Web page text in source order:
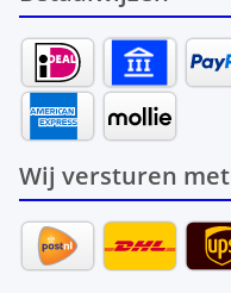
Wij versturen met